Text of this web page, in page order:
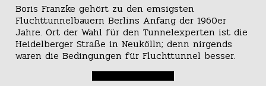
Boris Franzke gehört zu den emsigsten
Fluchttunnelbauern Berlins Anfang der 1960er
Jahre. Ort der Wahl für den Tunnelexperten ist die
Heidelberger Straße in Neukölln; denn nirgends
waren die Bedingungen für Fluchttunnel besser.